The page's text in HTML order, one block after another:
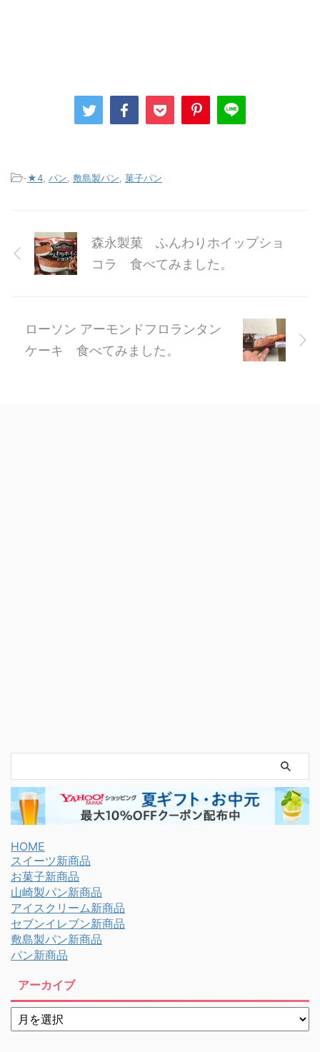
-★4 パン 敷島製パン 菓子パン
森永製菓 ふんわりホイップショ
コラ 食べてみました。
ローソン アーモンドフロランタン
ケーキ 食べてみました。
HOME
スイーツ新商品
お菓子新商品
山崎製パン新商品
アイスクリーム新商品
セブンイレブン新商品
敷島製パン新商品
パン新商品
アーカイブ